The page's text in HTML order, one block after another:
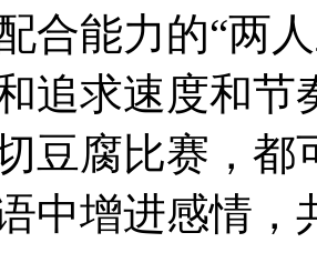
合能力的“两
追求速度和
豆腐比赛，都
中增进感情，